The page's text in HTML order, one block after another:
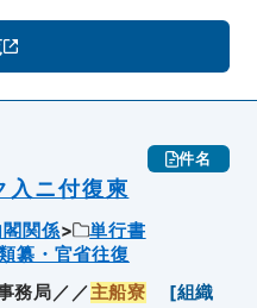
件名
入ニ付復柬
関係
単行書
纂・官省往復
務局／／主船寮 [組織